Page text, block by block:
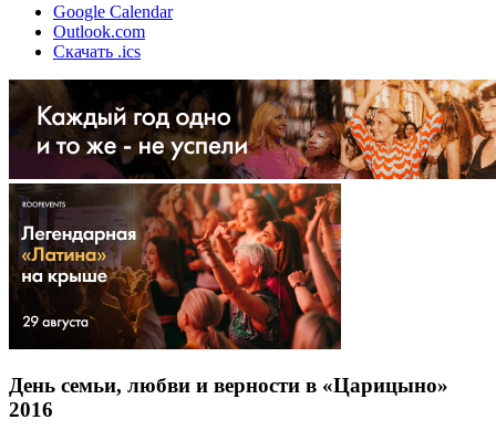
Google Calendar
Outlook.com
Скачать .ics
День семьи, любви и верности в «Царицыно»
2016